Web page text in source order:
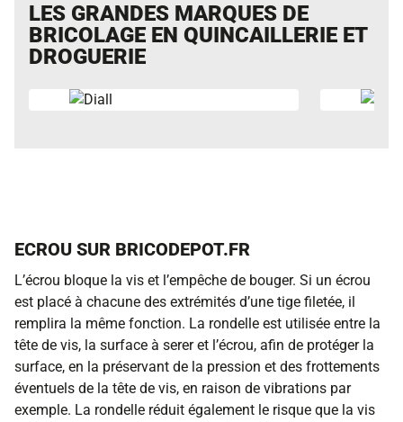
LES GRANDES MARQUES DE
BRICOLAGE EN QUINCAILLERIE ET
DROGUERIE
ECROU SUR BRICODEPOT.FR
L’écrou bloque la vis et l’empêche de bouger. Si un écrou
est placé à chacune des extrémités d’une tige filetée, il
remplira la même fonction. La rondelle est utilisée entre la
tête de vis, la surface à serer et l’écrou, afin de protéger la
surface, en la préservant de la pression et des frottements
éventuels de la tête de vis, en raison de vibrations par
exemple. La rondelle réduit également le risque que la vis